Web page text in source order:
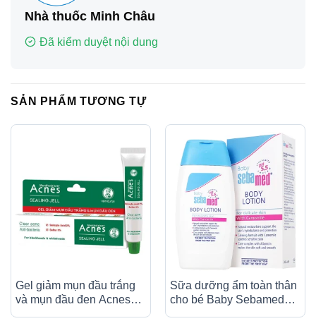
Nhà thuốc Minh Châu
Đã kiểm duyệt nội dung
SẢN PHẨM TƯƠNG TỰ
Gel giảm mụn đầu trắng
và mụn đầu đen Acnes
Sealing Jell Rohto (18g)
Sữa dưỡng ẩm toàn thân
cho bé Baby Sebamed
Body Lotion ph 5.5 giúp